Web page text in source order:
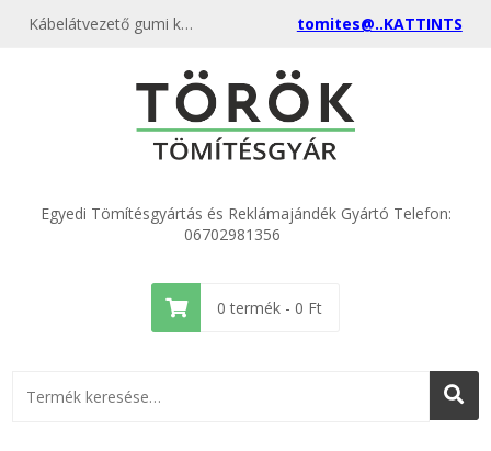
Kábelátvezető gumi különböző méretekben a gyártótól, akciósan tomites@..KATTINTS
Egyedi Tömítésgyártás és Reklámajándék Gyártó Telefon:
06702981356
0 termék - 0 Ft